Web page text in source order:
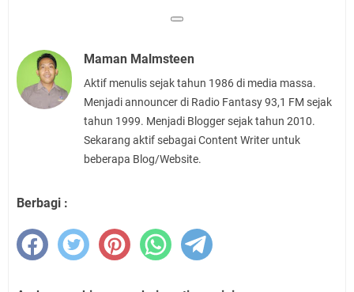
Maman Malmsteen
Aktif menulis sejak tahun 1986 di media massa.
Menjadi announcer di Radio Fantasy 93,1 FM sejak
tahun 1999. Menjadi Blogger sejak tahun 2010.
Sekarang aktif sebagai Content Writer untuk
beberapa Blog/Website.
Berbagi :